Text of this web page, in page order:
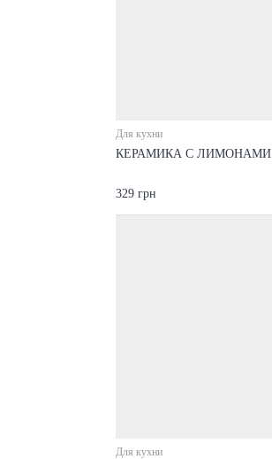
Для кухни
КЕРАМИКА С ЛИМОНАМИ
329 грн
Для кухни